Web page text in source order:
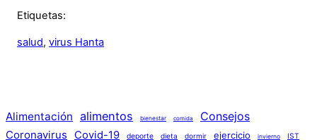
Etiquetas:
salud, virus Hanta
Alimentación alimentos bienestar comida Consejos
Coronavirus Covid-19 deporte dieta dormir ejercicio invierno IST